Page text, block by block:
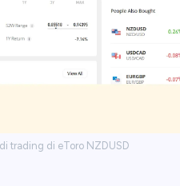
trading di eToro NZDUSD